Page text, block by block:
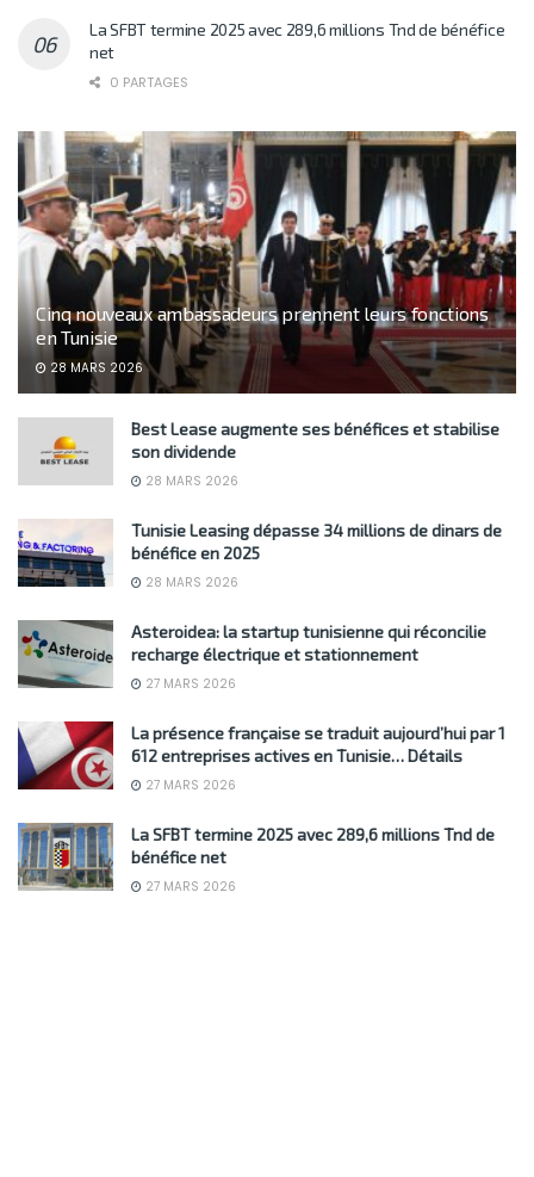
La SFBT termine 2025 avec 289,6 millions Tnd de bénéfice
net
0 PARTAGES
Cinq nouveaux ambassadeurs prennent leurs fonctions
en Tunisie
28 MARS 2026
Best Lease augmente ses bénéfices et stabilise
son dividende
28 MARS 2026
Tunisie Leasing dépasse 34 millions de dinars de
bénéfice en 2025
28 MARS 2026
Asteroidea: la startup tunisienne qui réconcilie
recharge électrique et stationnement
27 MARS 2026
La présence française se traduit aujourd’hui par 1
612 entreprises actives en Tunisie… Détails
27 MARS 2026
La SFBT termine 2025 avec 289,6 millions Tnd de
bénéfice net
27 MARS 2026